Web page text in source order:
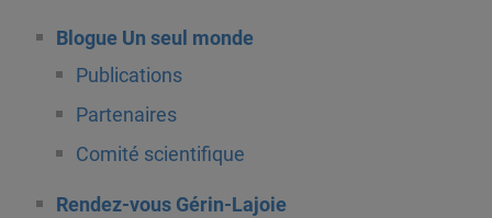
Blogue Un seul monde
Publications
Partenaires
Comité scientifique
Rendez-vous Gérin-Lajoie